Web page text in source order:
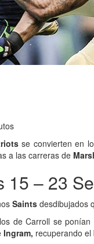
se convierten en
a las carreras de
15 – 23
Saints desdibujados
de Carroll se
Ingram, recuperando